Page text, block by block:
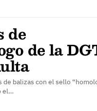
de
de la
balizas con el sello
el…